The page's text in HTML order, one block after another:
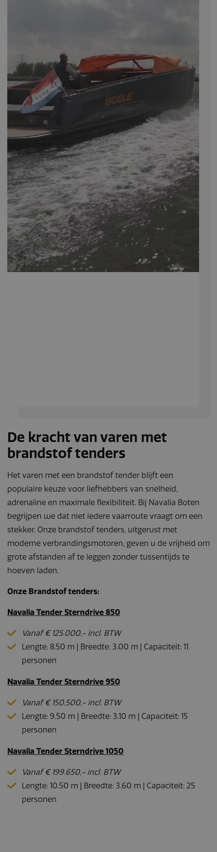
De kracht van varen met
brandstof tenders
Het varen met een brandstof tender blijft een
populaire keuze voor liefhebbers van snelheid,
adrenaline en maximale flexibiliteit. Bij Navalia Boten
begrijpen we dat niet iedere vaarroute vraagt om een
stekker. Onze brandstof tenders, uitgerust met
moderne verbrandingsmotoren, geven u de vrijheid om
grote afstanden af te leggen zonder tussentijds te
hoeven laden.
Onze Brandstof tenders:
Navalia Tender Sterndrive 850
Vanaf € 125.000,- incl. BTW
Lengte: 8.50 m | Breedte: 3.00 m | Capaciteit: 11
personen
Navalia Tender Sterndrive 950
Vanaf € 150.500,- incl. BTW
Lengte: 9.50 m | Breedte: 3.10 m | Capaciteit: 15
personen
Navalia Tender Sterndrive 1050
Vanaf € 199.650,- incl. BTW
Lengte: 10.50 m | Breedte: 3.60 m | Capaciteit: 25
personen